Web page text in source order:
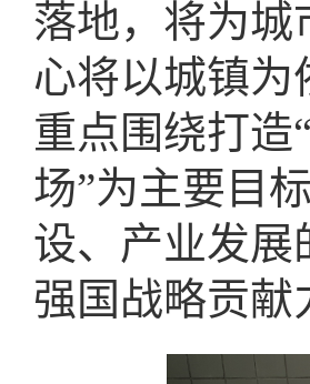
落地，将为城
心将以城镇为
重点围绕打造
场”为主要目
设、产业发展
强国战略贡献